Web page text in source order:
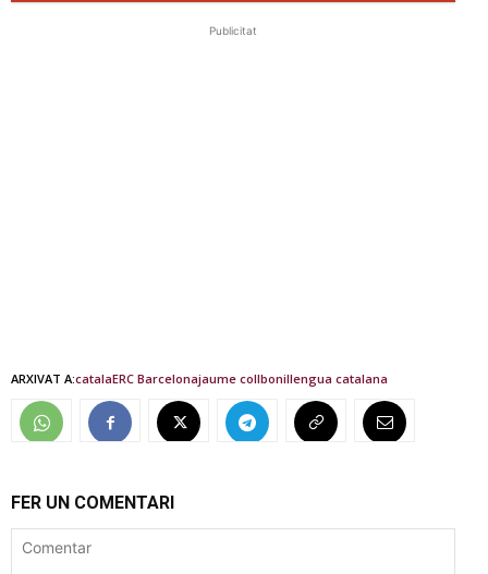
Publicitat
ARXIVAT A:catalaERC Barcelonajaume collbonillengua catalana
FER UN COMENTARI